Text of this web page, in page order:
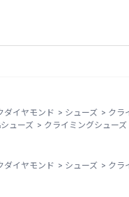
ダイヤモンド > シューズ > クラ
ューズ > クライミングシューズ
ダイヤモンド > シューズ > クラ